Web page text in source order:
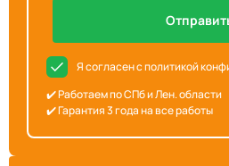
Я согласен с политикой
✔️ Работаем по СПб и Лен. области
✔️ Гарантия 3 года на все работы